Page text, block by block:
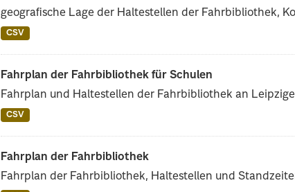
geografische Lage der Haltestellen der Fahrbibliothek,
CSV
Fahrplan der Fahrbibliothek für Schulen
Fahrplan und Haltestellen der Fahrbibliothek an
CSV
Fahrplan der Fahrbibliothek
Fahrplan der Fahrbibliothek, Haltestellen und